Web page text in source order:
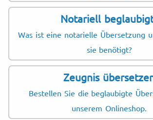
Notariell
Was ist eine notarielle Übersetzung
sie benötigt?
Zeugnis
Bestellen Sie die beglaubigte
unserem Onlineshop.